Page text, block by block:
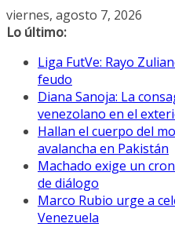
Saltar
al
viernes, agosto 7, 2026
Lo último:
Liga FutVe: Rayo
feudo
Diana Sanoja: La
venezolano en el
Hallan el cuerpo del
avalancha en Pakistán
Machado exige un
de diálogo
Marco Rubio urge a
Venezuela